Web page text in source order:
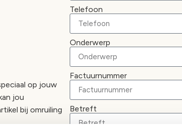
op jouw
jou
bij omruiling
Telefoon
Onderwerp
Factuurnummer
Betreft